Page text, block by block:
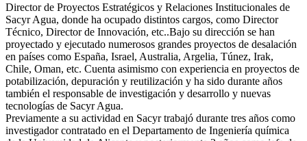
Director de Proyectos Estratégicos y Relaciones Institucionales de
Sacyr Agua, donde ha ocupado distintos cargos, como Director
Técnico, Director de Innovación, etc..Bajo su dirección se han
proyectado y ejecutado numerosos grandes proyectos de desalación
en países como España, Israel, Australia, Argelia, Túnez, Irak,
Chile, Oman, etc. Cuenta asimismo con experiencia en proyectos de
potabilización, depuración y reutilización y ha sido durante años
también el responsable de investigación y desarrollo y nuevas
tecnologías de Sacyr Agua.
Previamente a su actividad en Sacyr trabajó durante tres años como
investigador contratado en el Departamento de Ingeniería química